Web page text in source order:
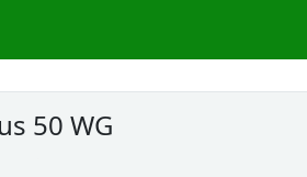
50 WG